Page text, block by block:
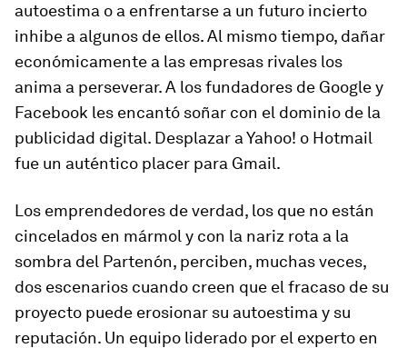
autoestima o a enfrentarse a un futuro incierto
inhibe a algunos de ellos. Al mismo tiempo, dañar
económicamente a las empresas rivales los
anima a perseverar. A los fundadores de Google y
Facebook les encantó soñar con el dominio de la
publicidad digital. Desplazar a Yahoo! o Hotmail
fue un auténtico placer para Gmail.
Los emprendedores de verdad, los que no están
cincelados en mármol y con la nariz rota a la
sombra del Partenón, perciben, muchas veces,
dos escenarios cuando creen que el fracaso de su
proyecto puede erosionar su autoestima y su
reputación. Un equipo liderado por el experto en